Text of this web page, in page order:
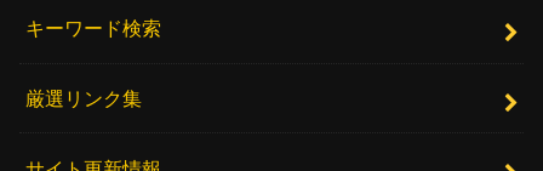
キーワード検索
厳選リンク集